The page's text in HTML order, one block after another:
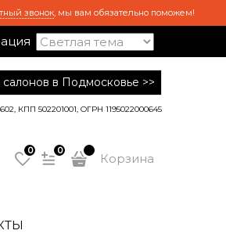
звонок, мы вам обязательно поможем!
салонов в Подмосковье >>
КПП 502201001, ОГРН 1195022000645
0 0
Корзина